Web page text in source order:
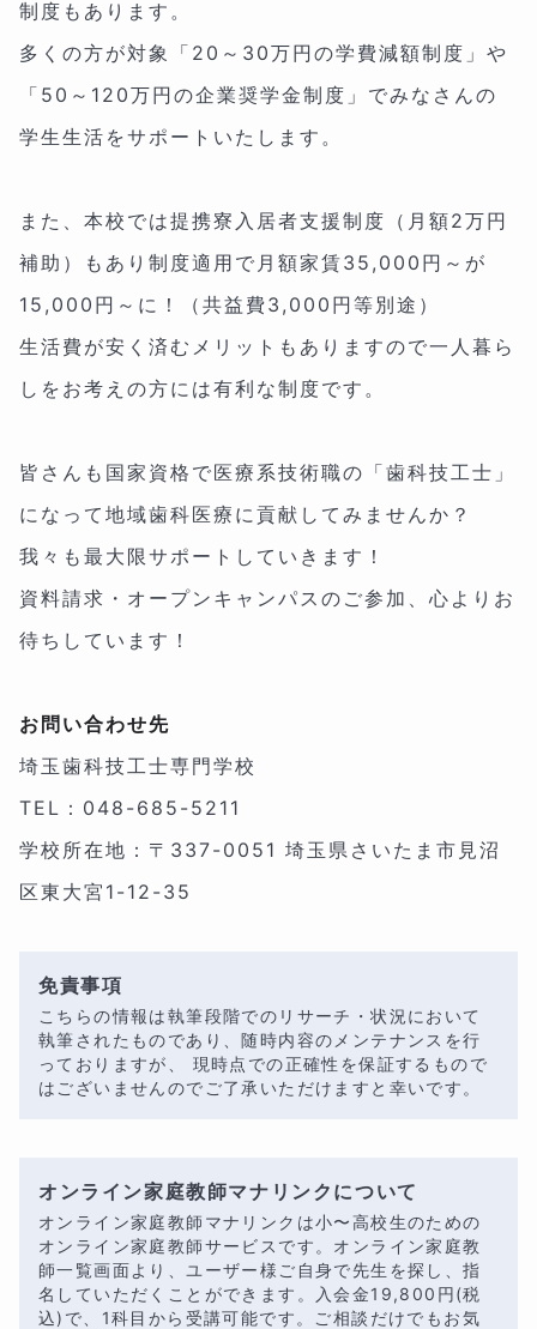
制度もあります。
多くの方が対象「20～30万円の学費減額制度」や
「50～120万円の企業奨学金制度」でみなさんの
学生生活をサポートいたします。
また、本校では提携寮入居者支援制度（月額2万円
補助）もあり制度適用で月額家賃35,000円～が
15,000円～に！（共益費3,000円等別途）
生活費が安く済むメリットもありますので一人暮ら
しをお考えの方には有利な制度です。
皆さんも国家資格で医療系技術職の「歯科技工士」
になって地域歯科医療に貢献してみませんか？
我々も最大限サポートしていきます！
資料請求・オープンキャンパスのご参加、心よりお
待ちしています！
お問い合わせ先
埼玉歯科技工士専門学校
TEL：048-685-5211
学校所在地：〒337-0051 埼玉県さいたま市見沼
区東大宮1-12-35
免責事項
こちらの情報は執筆段階でのリサーチ・状況において
執筆されたものであり、随時内容のメンテナンスを行
っておりますが、 現時点での正確性を保証するもので
はございませんのでご了承いただけますと幸いです。
オンライン家庭教師マナリンクについて
オンライン家庭教師マナリンクは小〜高校生のための
オンライン家庭教師サービスです。オンライン家庭教
師一覧画面より、ユーザー様ご自身で先生を探し、指
名していただくことができます。入会金19,800 円(税
込)で、1科目から受講可能です。ご相談だけでもお気